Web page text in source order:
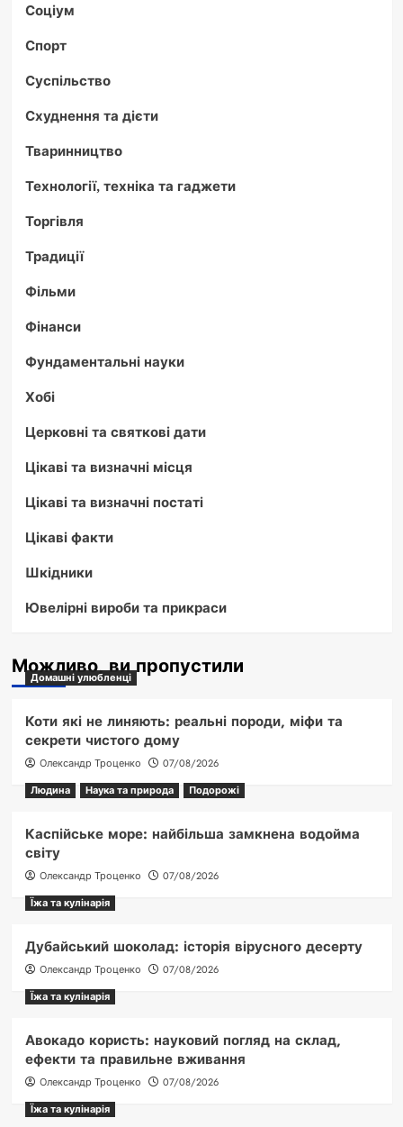
Соціум
Спорт
Суспільство
Схуднення та дієти
Тваринництво
Технології, техніка та гаджети
Торгівля
Традиції
Фільми
Фінанси
Фундаментальні науки
Хобі
Церковні та святкові дати
Цікаві та визначні місця
Цікаві та визначні постаті
Цікаві факти
Шкідники
Ювелірні вироби та прикраси
Можливо, ви пропустили
Домашні улюбленці
Коти які не линяють: реальні породи, міфи та
секрети чистого дому
Олександр Троценко
07/08/2026
Людина
Наука та природа Подорожі
Каспійське море: найбільша замкнена водойма
світу
Олександр Троценко
07/08/2026
Їжа та кулінарія
Дубайський шоколад: історія вірусного десерту
Олександр Троценко
07/08/2026
Їжа та кулінарія
Авокадо користь: науковий погляд на склад,
ефекти та правильне вживання
Олександр Троценко
07/08/2026
Їжа та кулінарія